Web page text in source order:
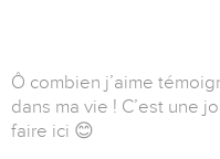
Ô combien j’aime
dans ma vie ! C’est une
faire ici 😊